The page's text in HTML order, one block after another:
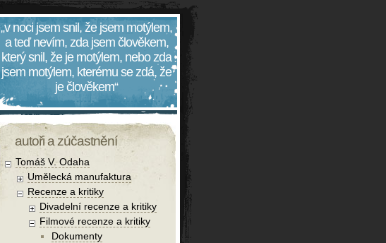
„v noci jsem snil, že jsem motýlem,
a teď nevím, zda jsem člověkem,
který snil, že je motýlem, nebo zda
jsem motýlem, kterému se zdá, že
je člověkem“
autoři a zúčastnění
Tomáš V. Odaha
Umělecká manufaktura
Recenze a kritiky
Divadelní recenze a kritiky
Filmové recenze a kritiky
Dokumenty